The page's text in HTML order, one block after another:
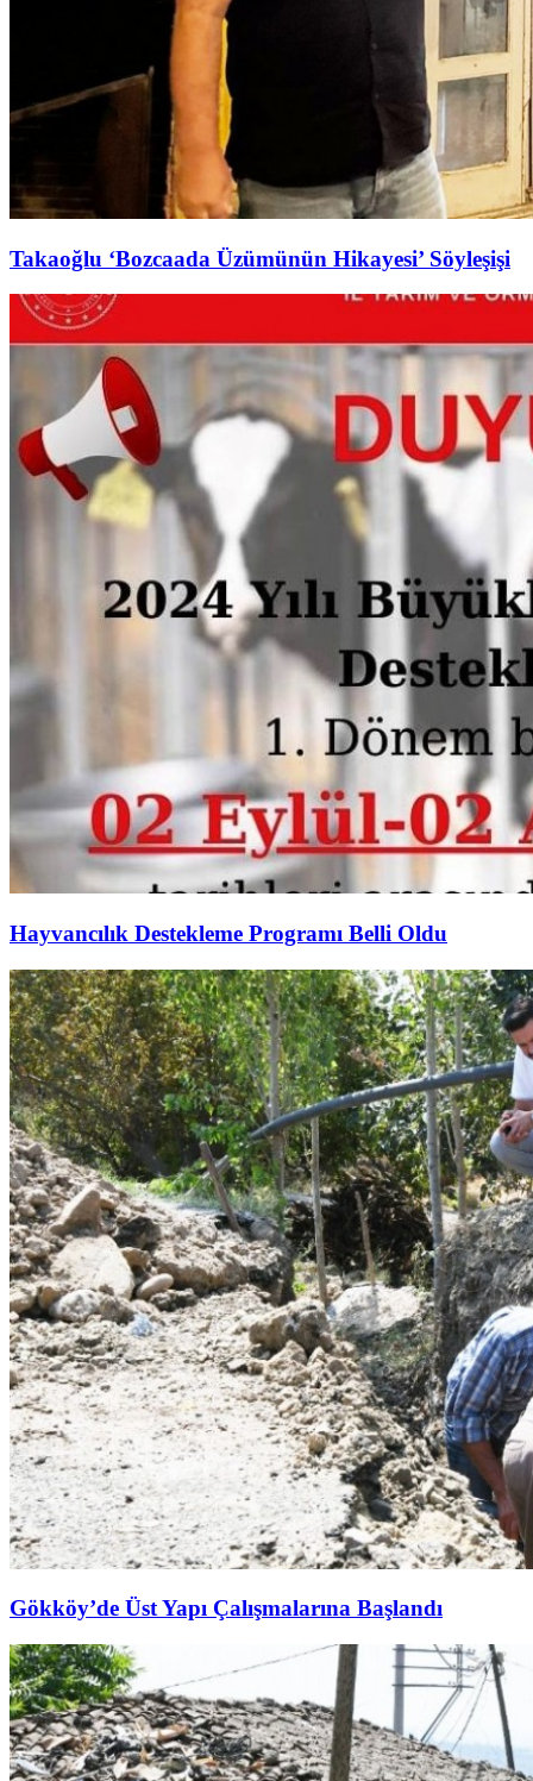
Takaoğlu ‘Bozcaada Üzümünün Hikayesi’ Söyleşişi
Hayvancılık Destekleme Programı Belli Oldu
Gökköy’de Üst Yapı Çalışmalarına Başlandı